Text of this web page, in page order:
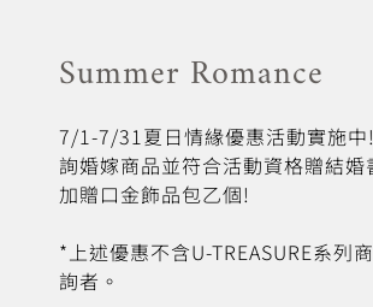
Summer Romance
7/1-7/31夏日情緣優惠活動實施
詢婚嫁商品並符合活動資格贈結
加贈口金飾品包乙個!
*上述優惠不含U-TREASURE系列
詢者。